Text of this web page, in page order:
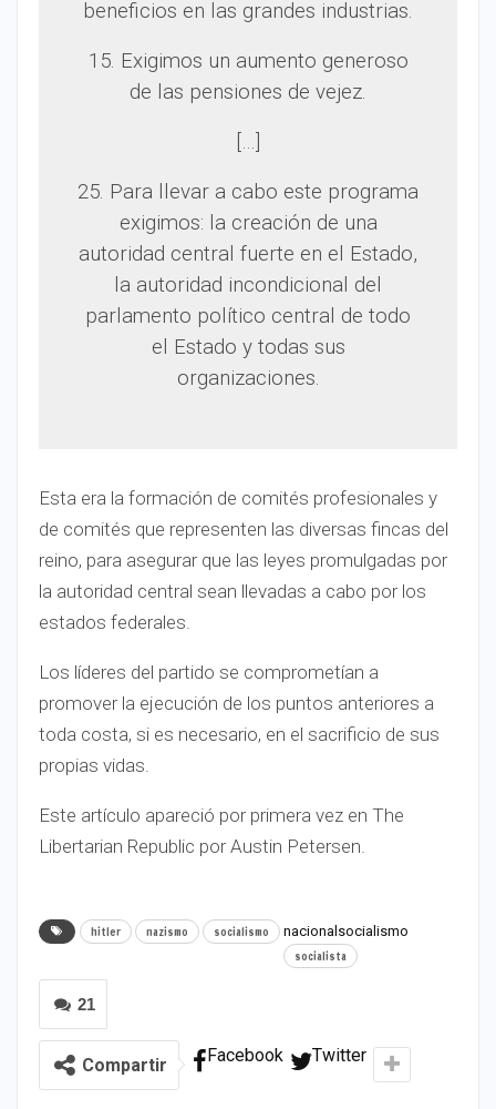
beneficios en las grandes industrias.
15. Exigimos un aumento generoso
de las pensiones de vejez.
[…]
25. Para llevar a cabo este programa
exigimos: la creación de una
autoridad central fuerte en el Estado,
la autoridad incondicional del
parlamento político central de todo
el Estado y todas sus
organizaciones.
Esta era la formación de comités profesionales y
de comités que representen las diversas fincas del
reino, para asegurar que las leyes promulgadas por
la autoridad central sean llevadas a cabo por los
estados federales.
Los líderes del partido se comprometían a
promover la ejecución de los puntos anteriores a
toda costa, si es necesario, en el sacrificio de sus
propias vidas.
Este artículo apareció por primera vez en The
Libertarian Republic por Austin Petersen.
hitler nacionalsocialismo
nazismo
socialismo
socialista
21
Compartir Facebook Twitter